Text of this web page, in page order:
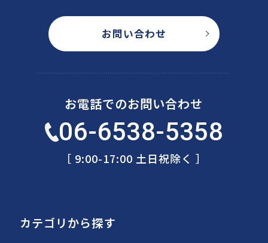
お問い合わせ
お電話でのお問い合わせ
06-6538-5358
［ 9:00-17:00 土日祝除く ］
カテゴリから探す